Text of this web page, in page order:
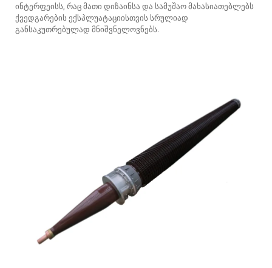
ინტერფეისს, რაც მათი დიზაინსა და სამუშაო მახასიათებლებს
ქვედგარების ექსპლუატაციისთვის სრულიად
განსაკუთრებულად მნიშვნელოვნებს.